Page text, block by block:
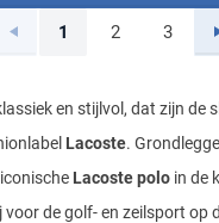
1
2
3
en stijlvol, dat zijn de
Lacoste.
Lacoste polo in de
voor de golf- en zeilsport op